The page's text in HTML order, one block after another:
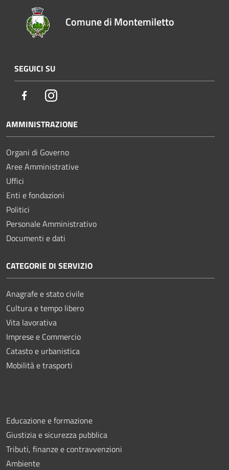
Comune di Montemiletto
SEGUICI SU
FacebookInstagram
AMMINISTRAZIONE
Organi di Governo
Aree Amministrative
Uffici
Enti e fondazioni
Politici
Personale Amministrativo
Documenti e dati
CATEGORIE DI SERVIZIO
Anagrafe e stato civile
Cultura e tempo libero
Vita lavorativa
Imprese e Commercio
Catasto e urbanistica
Mobilità e trasporti
Educazione e formazione
Giustizia e sicurezza pubblica
Tributi, finanze e contravvenzioni
Ambiente